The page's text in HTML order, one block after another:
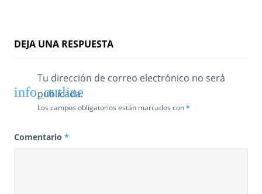
d
s
DEJA UNA RESPUESTA
Tu dirección de correo electrónico no será
publicada.
Los campos obligatorios están marcados con*
Comentario *